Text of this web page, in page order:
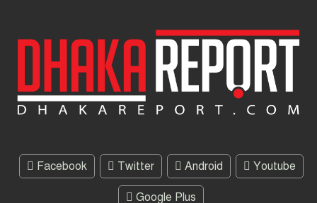
Facebook Twitter Android Youtube
Google Plus